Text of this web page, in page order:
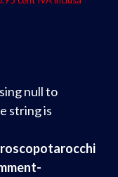
null to
string is